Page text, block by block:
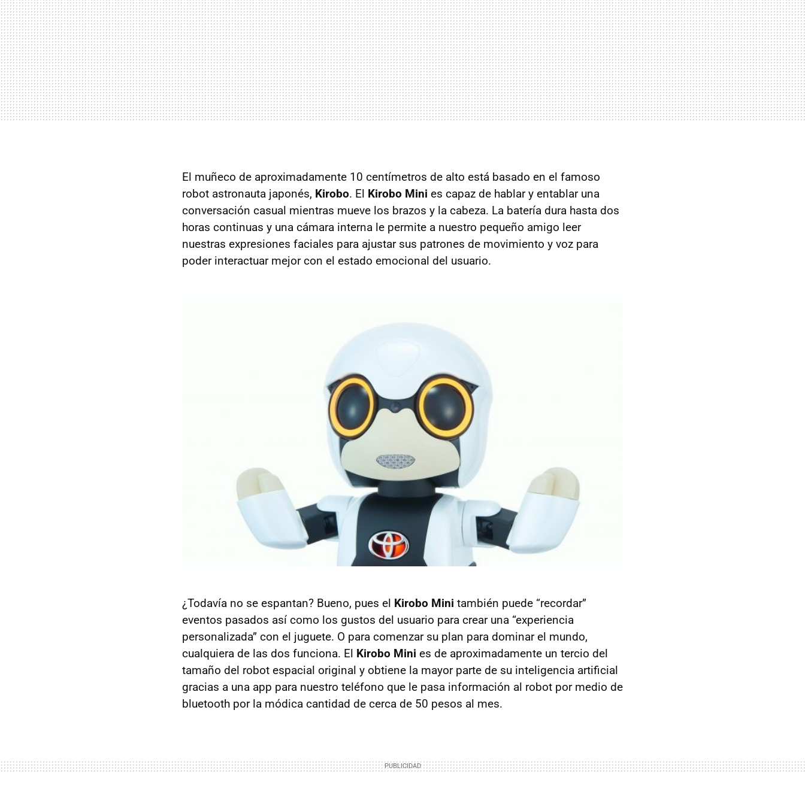
El muñeco de aproximadamente 10 centímetros de alto está basado en el famoso
robot astronauta japonés, Kirobo. El Kirobo Mini es capaz de hablar y entablar una
conversación casual mientras mueve los brazos y la cabeza. La batería dura hasta dos
horas continuas y una cámara interna le permite a nuestro pequeño amigo leer
nuestras expresiones faciales para ajustar sus patrones de movimiento y voz para
poder interactuar mejor con el estado emocional del usuario.
¿Todavía no se espantan? Bueno, pues el Kirobo Mini también puede “recordar”
eventos pasados así como los gustos del usuario para crear una “experiencia
personalizada” con el juguete. O para comenzar su plan para dominar el mundo,
cualquiera de las dos funciona. El Kirobo Mini es de aproximadamente un tercio del
tamaño del robot espacial original y obtiene la mayor parte de su inteligencia artificial
gracias a una app para nuestro teléfono que le pasa información al robot por medio de
bluetooth por la módica cantidad de cerca de 50 pesos al mes.